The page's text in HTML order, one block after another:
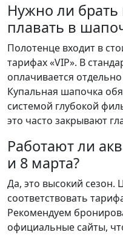
Нужно ли брать
плавать в
Полотенце входит в
тарифах «VIP». В
оплачивается
Купальная шапочка
системой глубокой
это часто закрывают
Работают ли
и 8 марта?
Да, это высокий сезон.
соответствовать
Рекомендуем
официальные сайты,